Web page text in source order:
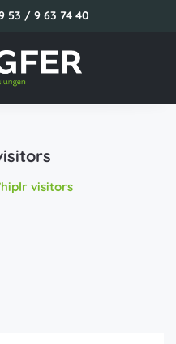
53 / 9 63 74 40
visitors